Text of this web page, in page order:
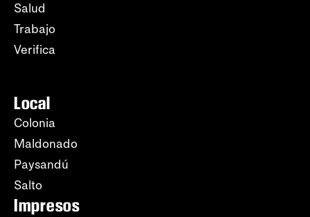
Salud
Trabajo
Verifica
Local
Colonia
Maldonado
Paysandú
Salto
Impresos